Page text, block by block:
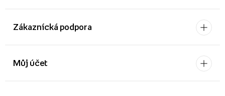
Zákaznícká podpora
Můj účet